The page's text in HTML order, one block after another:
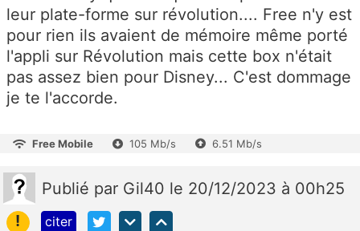
leur plate-forme sur révolution.... Free n'y est
pour rien ils avaient de mémoire même porté
l'appli sur Révolution mais cette box n'était
pas assez bien pour Disney... C'est dommage
je te l'accorde.
Free Mobile 105 Mb/s 6.51 Mb/s
Publié par Gil40 le 20/12/2023 à 00h25
!
citer